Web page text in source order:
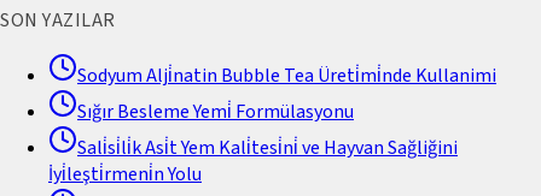
SON YAZILAR
Sodyum Alji̇natin Bubble Tea Üreti̇mi̇nde Kullanimi
Sığır Besleme Yemi̇ Formülasyonu
Sali̇si̇li̇k Asi̇t Yem Kali̇tesi̇ni̇ ve Hayvan Sağliğini
İyi̇leşti̇rmeni̇n Yolu